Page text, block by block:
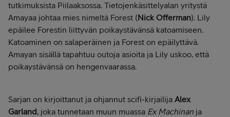
tutkimuksista Piilaaksossa. Tietojenkäsittelyalan yritystä
Amayaa johtaa mies nimeltä Forest (Nick Offerman). Lily
epäilee Forestin liittyvän poikaystävänsä katoamiseen.
Katoaminen on salaperäinen ja Forest on epäilyttävä.
Amayan sisällä tapahtuu outoja asioita ja Lily uskoo, että
poikaystävänsä on hengenvaarassa.
Sarjan on kirjoittanut ja ohjannut scifi-kirjailija Alex
Garland, joka tunnetaan muun muassa Ex Machinanja